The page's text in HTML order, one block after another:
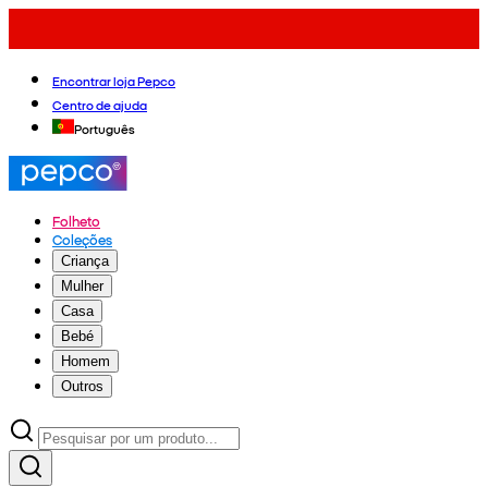
Encontrar loja Pepco
Centro de ajuda
Português
Folheto
Coleções
Criança
Mulher
Casa
Bebé
Homem
Outros